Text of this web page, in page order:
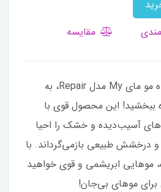
مقایسه
با نرم‌کننده و ترمیم‌کننده مو مای My مدل Repair، به
ببخشید! این محصول قوی با
موهای آسیب‌دیده و خشک را احیا
درخشش طبیعی بازمی‌گرداند. با
موهایی ابریشمی و قوی خواهید
برای موهای بی‌جان!